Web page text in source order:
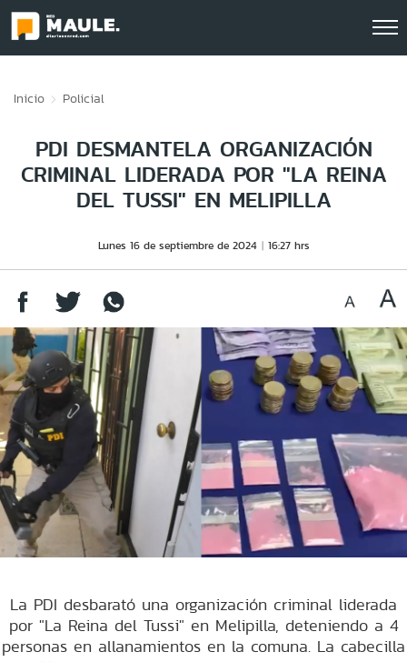
Inicio Policial
PDI DESMANTELA ORGANIZACIÓN
CRIMINAL LIDERADA POR "LA REINA
DEL TUSSI" EN MELIPILLA
Lunes 16 de septiembre de 2024 16:27 hrs
La PDI desbarató una organización criminal liderada
por "La Reina del Tussi" en Melipilla, deteniendo a 4
personas en allanamientos en la comuna. La cabecilla